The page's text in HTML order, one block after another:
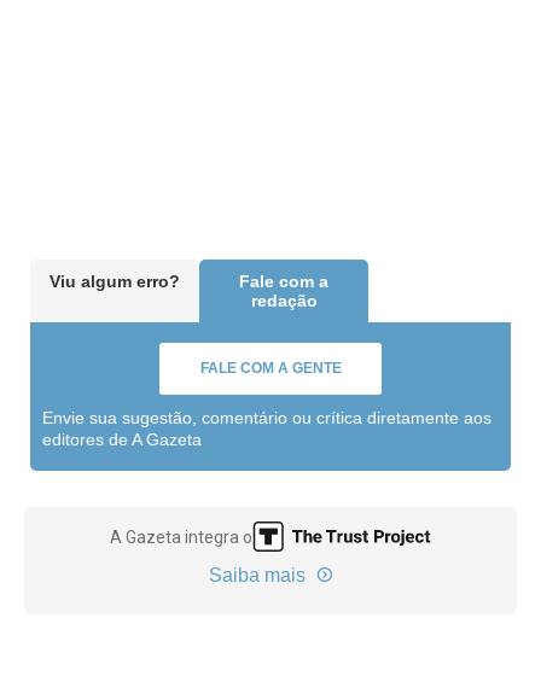
Viu algum erro?
Fale com a
redação
FALE COM A GENTE
Envie sua sugestão, comentário ou crítica diretamente aos
editores de A Gazeta
A Gazeta integra o
Saiba mais